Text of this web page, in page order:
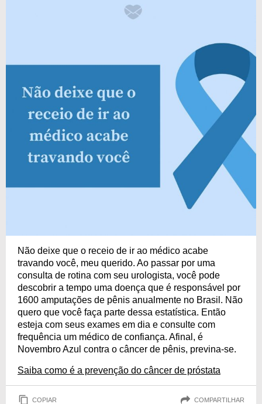
Não deixe que o receio de ir ao médico acabe
travando você, meu querido. Ao passar por uma
consulta de rotina com seu urologista, você pode
descobrir a tempo uma doença que é responsável por
1600 amputações de pênis anualmente no Brasil. Não
quero que você faça parte dessa estatística. Então
esteja com seus exames em dia e consulte com
frequência um médico de confiança. Afinal, é
Novembro Azul contra o câncer de pênis, previna-se.
Saiba como é a prevenção do câncer de próstata
COPIAR COMPARTILHAR